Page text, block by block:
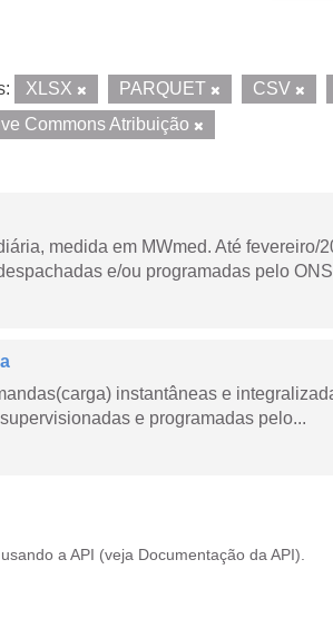
XLSX PARQUET CSV
Commons Atribuição
medida em MWmed. Até fevereiro/
e/ou programadas pelo
instantâneas e
e programadas pelo...
a API (veja Documentação da API ).